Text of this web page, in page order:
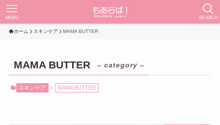
SEARCH
MENU
ホーム スキンケア MAMA BUTTER
MAMA BUTTER – category –
スキンケア MAMA BUTTER